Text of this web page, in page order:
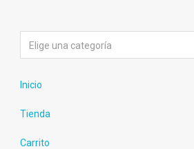
Elige una categoría
Inicio
Tienda
Carrito